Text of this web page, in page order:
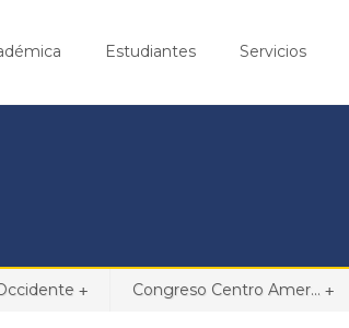
Estudiantes Servicios
+ +
Congreso Centro Amer...